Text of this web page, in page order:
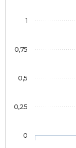
0
0,25
0,5
0,75
1